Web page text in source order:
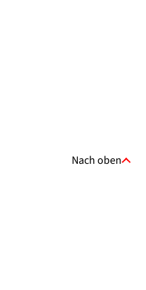
Nach oben